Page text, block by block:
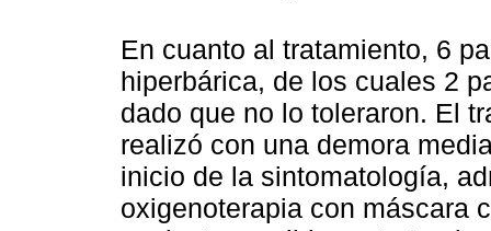
En cuanto al tratamiento, 6
hiperbárica, de los cuales 2
dado que no lo toleraron. El
realizó con una demora
inicio de la sintomatología,
oxigenoterapia con máscara